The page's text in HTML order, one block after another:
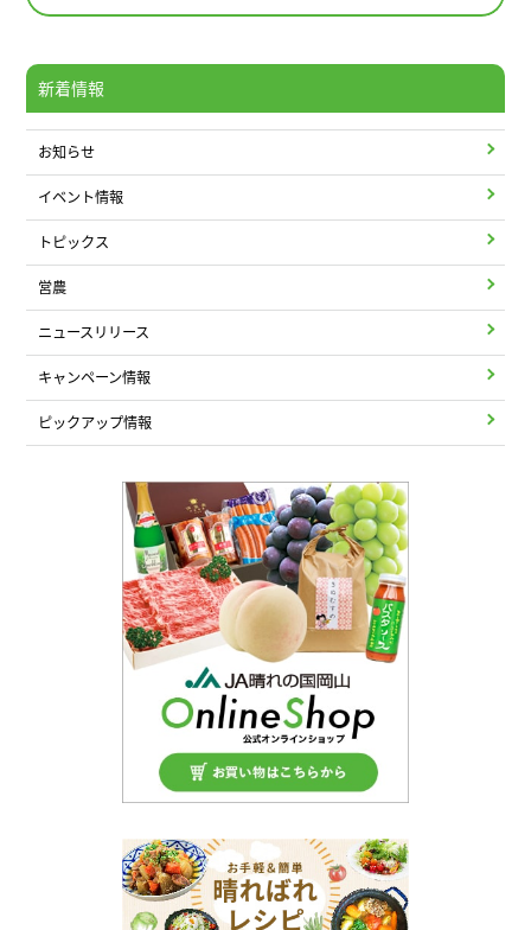
新着情報
お知らせ
イベント情報
トピックス
営農
ニュースリリース
キャンペーン情報
ピックアップ情報